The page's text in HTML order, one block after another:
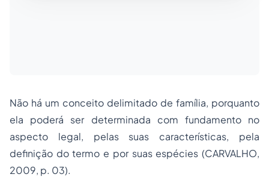
Não há um conceito delimitado de família, porquanto
ela poderá ser determinada com fundamento no
aspecto legal, pelas suas características, pela
definição do termo e por suas espécies (CARVALHO,
2009, p. 03).